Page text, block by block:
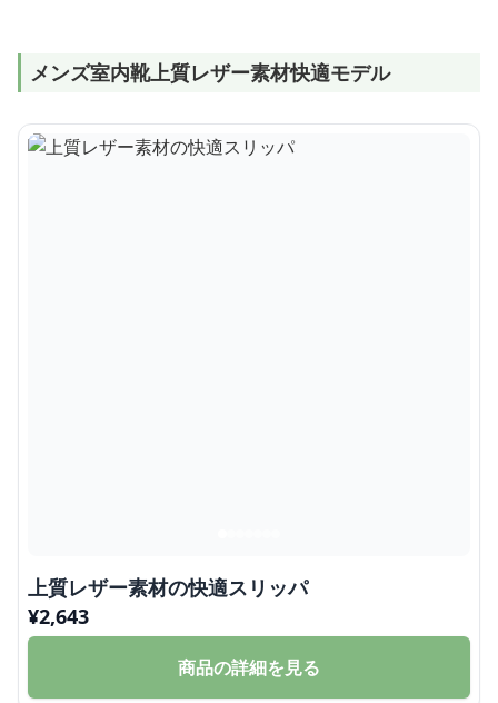
メンズ室内靴上質レザー素材快適モデル
上質レザー素材の快適スリッパ
¥2,643
商品の詳細を見る